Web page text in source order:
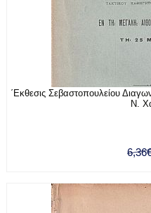
΄Εκθεσις Σεβαστοπουλείου
Ν.